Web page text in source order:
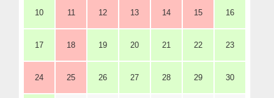
10 11 12 13 14 15 16
17 18 19 20 21 22 23
24 25 26 27 28 29 30